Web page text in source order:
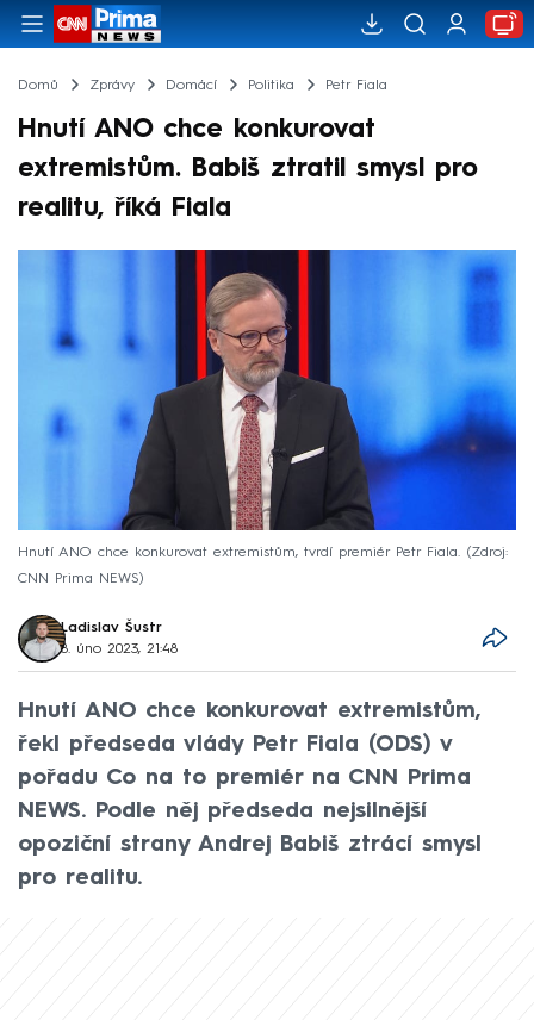
Domů Zprávy Domácí Politika Petr Fiala
Hnutí ANO chce konkurovat
extremistům. Babiš ztratil smysl pro
realitu, říká Fiala
Hnutí ANO chce konkurovat extremistům, tvrdí premiér Petr Fiala.
Zdroj:
CNN Prima NEWS
Ladislav Šustr
8. úno 2023, 21:48
Hnutí ANO chce konkurovat extremistům,
řekl předseda vlády Petr Fiala (ODS) v
pořadu Co na to premiér na CNN Prima
NEWS. Podle něj předseda nejsilnější
opoziční strany Andrej Babiš ztrácí smysl
pro realitu.